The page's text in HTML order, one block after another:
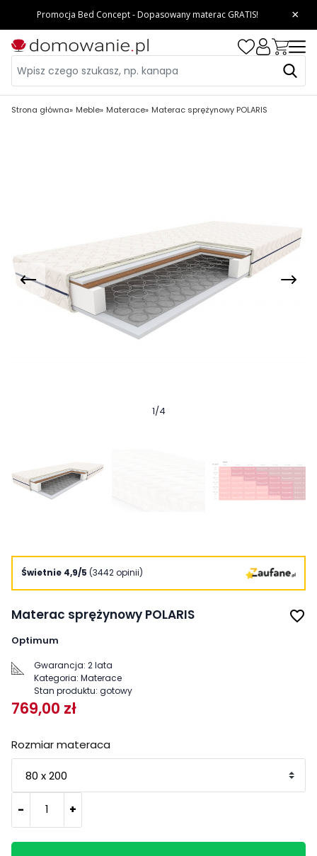
Strona główna Meble Materace Materac sprężynowy POLARIS
1/4
Świetnie 4,9/5 (3442 opinii)
Materac sprężynowy POLARIS favorite_border
Optimum
Gwarancja: 2 lata
Kategoria: Materace
Stan produktu: gotowy
769,00 zł
Rozmiar materaca
- +